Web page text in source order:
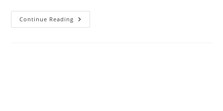
Continue Reading